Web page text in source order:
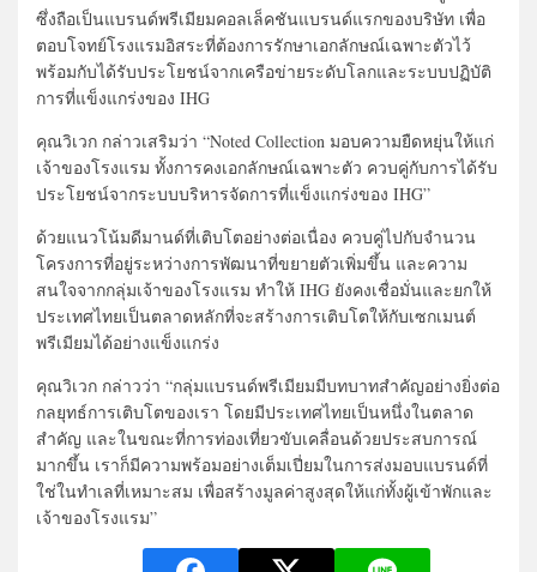
ซึ่งถือเป็นแบรนด์พรีเมียมคอลเล็คชันแบรนด์แรกของบริษัท เพื่อ
ตอบโจทย์โรงแรมอิสระที่ต้องการรักษาเอกลักษณ์เฉพาะตัวไว้
พร้อมกับได้รับประโยชน์จากเครือข่ายระดับโลกและระบบปฏิบัติ
การที่แข็งแกร่งของ IHG
คุณวิเวก กล่าวเสริมว่า “Noted Collection มอบความยืดหยุ่นให้แก่
เจ้าของโรงแรม ทั้งการคงเอกลักษณ์เฉพาะตัว ควบคู่กับการได้รับ
ประโยชน์จากระบบบริหารจัดการที่แข็งแกร่งของ IHG”
ด้วยแนวโน้มดีมานด์ที่เติบโตอย่างต่อเนื่อง ควบคู่ไปกับจำนวน
โครงการที่อยู่ระหว่างการพัฒนาที่ขยายตัวเพิ่มขึ้น และความ
สนใจจากกลุ่มเจ้าของโรงแรม ทำให้ IHG ยังคงเชื่อมั่นและยกให้
ประเทศไทยเป็นตลาดหลักที่จะสร้างการเติบโตให้กับเซกเมนต์
พรีเมียมได้อย่างแข็งแกร่ง
คุณวิเวก กล่าวว่า “กลุ่มแบรนด์พรีเมียมมีบทบาทสำคัญอย่างยิ่งต่อ
กลยุทธ์การเติบโตของเรา โดยมีประเทศไทยเป็นหนึ่งในตลาด
สำคัญ และในขณะที่การท่องเที่ยวขับเคลื่อนด้วยประสบการณ์
มากขึ้น เราก็มีความพร้อมอย่างเต็มเปี่ยมในการส่งมอบแบรนด์ที่
ใช่ในทำเลที่เหมาะสม เพื่อสร้างมูลค่าสูงสุดให้แก่ทั้งผู้เข้าพักและ
เจ้าของโรงแรม”